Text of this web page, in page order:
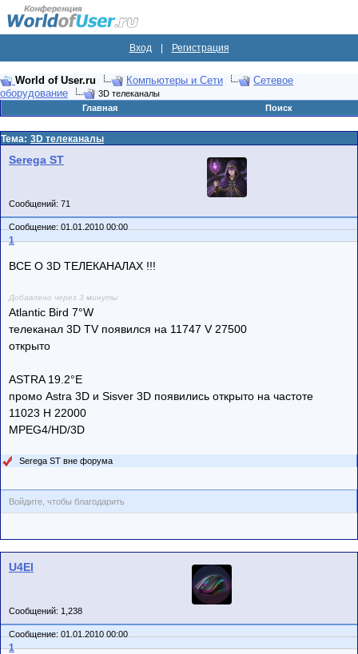
Вход Регистрация
World of User.ru Компьютеры и Сети
Сетевое
оборудование
3D телеканалы
Главная
Поиск
Тема: 3D телеканалы
Serega ST
Сообщений: 71
Сообщение: 01.01.2010 00:00
1
ВСЕ О 3D ТЕЛЕКАНАЛАХ !!!
Добавлено через 3 минуты
Atlantic Bird 7°W
телеканал 3D TV появился на 11747 V 27500
открыто
ASTRA 19.2°E
промо Astra 3D и Sisver 3D появились открыто на частоте
11023 Н 22000
MPEG4/HD/3D
Serega ST вне форума
Войдите, чтобы благодарить
U4El
Сообщений: 1,238
Сообщение: 01.01.2010 00:00
1